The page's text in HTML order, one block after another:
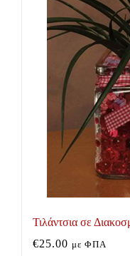
Τιλάντσια σε
€25.00 με ΦΠΑ